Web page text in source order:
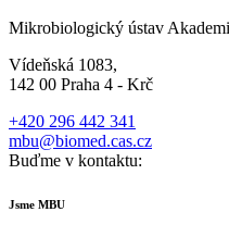
Mikrobiologický ústav
Vídeňská 1083,
142 00 Praha 4 - Krč
+420 296 442 341
mbu@biomed.cas.cz
Buďme v kontaktu:
Jsme MBU